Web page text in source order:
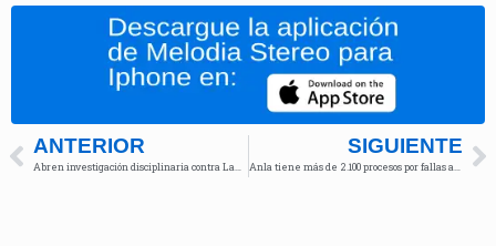
ANTERIOR SIGUIENTE